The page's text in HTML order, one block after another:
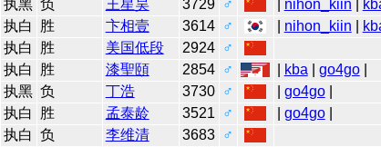
执黑 负 王星昊 3729 ♂ nihon_kiin
执白 胜 卞相壹 3614 ♂ nihon_kiin
执白 胜 美国低段 2924
♂
执白 胜 漆聖頤 2854 ♂ kba go4go|
执黑 负 丁浩 3730 ♂ go4go|
执白 胜 孟泰龄 3521 ♂ go4go|
执白 负 李维清 3683
♂